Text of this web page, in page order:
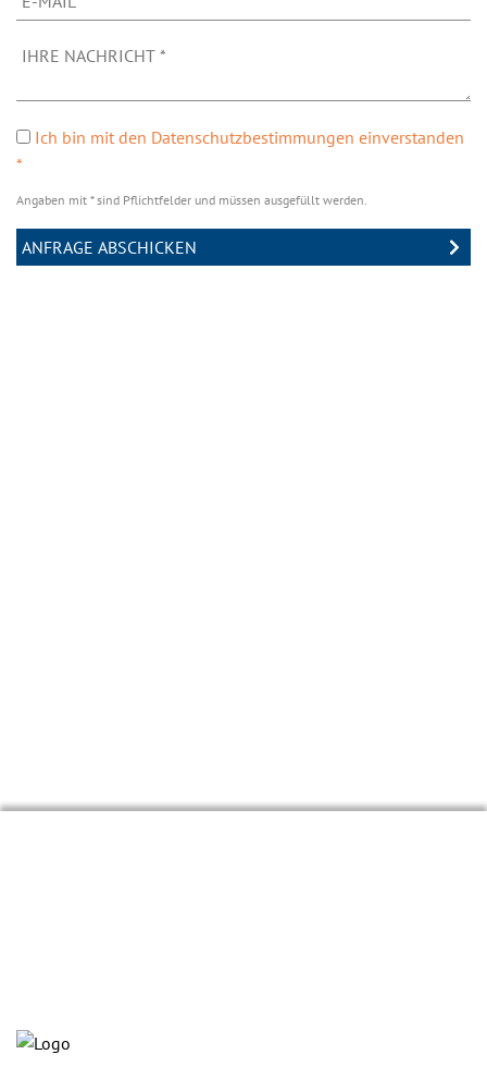
Ich bin mit den Datenschutzbestimmungen einverstanden
*
Angaben mit * sind Pflichtfelder und müssen ausgefüllt werden.